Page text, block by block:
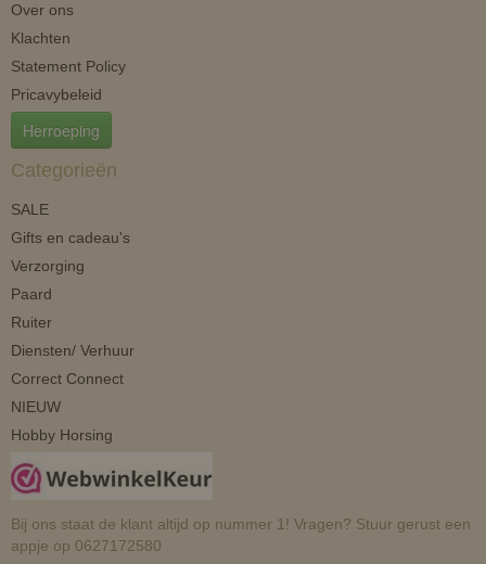
Over ons
Klachten
Statement Policy
Pricavybeleid
Herroeping
Categorieën
SALE
Gifts en cadeau's
Verzorging
Paard
Ruiter
Diensten/ Verhuur
Correct Connect
NIEUW
Hobby Horsing
Bij ons staat de klant altijd op nummer 1! Vragen? Stuur gerust een
appje op 0627172580